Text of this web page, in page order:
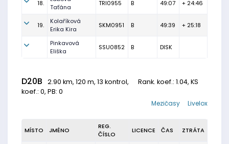
18.
Taťána
TRI0955 B 49:07 + 24:46
19.
Kolaříková
Erika Kira
SKM0951 B 49:39 + 25:18
Pinkavová
Eliška
SSU0852 B DISK
D20B 2.90 km, 120 m, 13 kontrol, Rank. koef.: 1.04, KS
koef.: 0, PB: 0
Livelox
Mezičasy
MÍSTO JMÉNO
REG.
ČÍSLO
LICENCE ČAS ZTRÁTA